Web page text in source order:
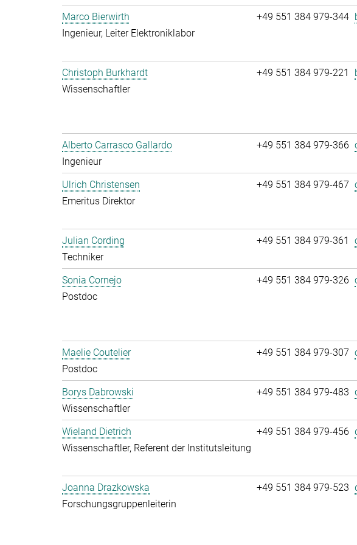
Marco Bierwirth
Ingenieur, Leiter Elektroniklabor
+49 551 384 979-344
Christoph Burkhardt
Wissenschaftler
+49 551 384 979-221
Alberto Carrasco Gallardo
Ingenieur
+49 551 384 979-366
Ulrich Christensen
Emeritus Direktor
+49 551 384 979-467
Julian Cording
Techniker
+49 551 384 979-361
Sonia Cornejo
Postdoc
+49 551 384 979-326
Maelie Coutelier
Postdoc
+49 551 384 979-307
Borys Dabrowski
Wissenschaftler
+49 551 384 979-483
Wieland Dietrich
Wissenschaftler, Referent der Institutsleitung
+49 551 384 979-456
Joanna Drazkowska
Forschungsgruppenleiterin
+49 551 384 979-523